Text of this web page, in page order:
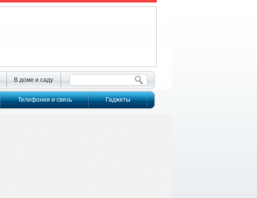
В доме и саду
Телефония и связь Гаджеты